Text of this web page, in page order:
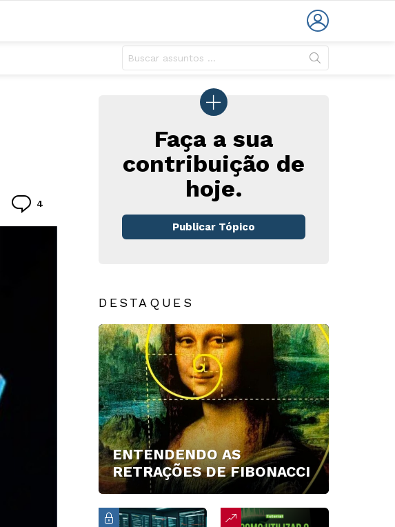
4
Faça a sua
contribuição de
hoje.
Publicar Tópico
DESTAQUES
ENTENDENDO AS
RETRAÇÕES DE FIBONACCI